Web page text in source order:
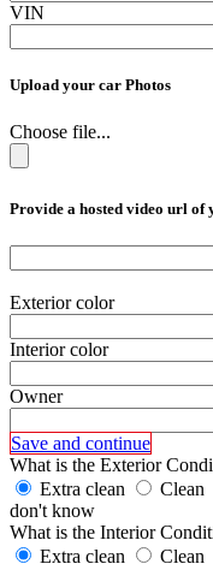
VIN
Upload your car Photos
Choose file...
Provide a hosted video url of
Exterior color
Interior color
Owner
Save and continue
What is the Exterior
Extra clean
Clean
don't know
What is the Interior
Extra clean
Clean